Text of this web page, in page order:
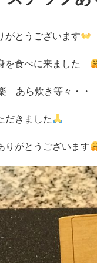
がとうございます
を食べに来ました
楽 あら炊き等々・
だきました
りがとうございます